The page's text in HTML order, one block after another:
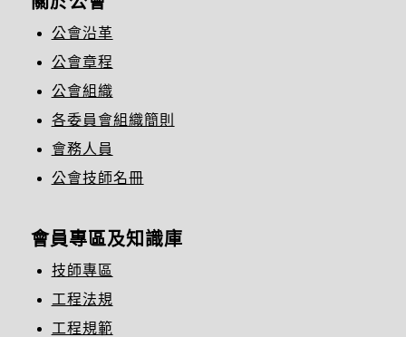
公會沿革
公會章程
公會組織
各委員會組織簡則
會務人員
公會技師名冊
會員專區及知識庫
技師專區
工程法規
工程規範